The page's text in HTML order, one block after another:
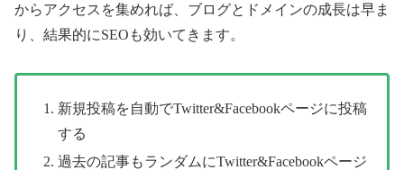
からアクセスを集めれば、ブログとドメインの成長は早ま
り、結果的にSEOも効いてきます。
新規投稿を自動でTwitter&Facebookページに投稿
する
過去の記事もランダムにTwitter&Facebookページ